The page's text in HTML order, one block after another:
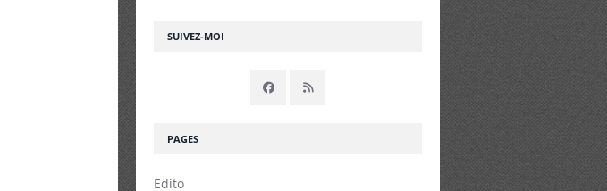
SUIVEZ-MOI
PAGES
Edito